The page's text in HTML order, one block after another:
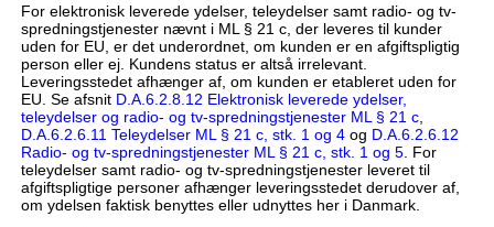
For elektronisk leverede ydelser, teleydelser samt radio- og tv-
spredningstjenester nævnt i ML § 21 c, der leveres til kunder
uden for EU, er det underordnet, om kunden er en afgiftspligtig
person eller ej. Kundens status er altså irrelevant.
Leveringsstedet afhænger af, om kunden er etableret uden for
EU. Se afsnit D.A.6.2.8.12 Elektronisk leverede ydelser,
teleydelser og radio- og tv-spredningstjenester ML § 21 c,
D.A.6.2.6.11 Teleydelser ML § 21 c, stk. 1 og 4og D.A.6.2.6.12
Radio- og tv-spredningstjenester ML § 21 c, stk. 1 og 5. For
teleydelser samt radio- og tv-spredningstjenester leveret til
afgiftspligtige personer afhænger leveringsstedet derudover af,
om ydelsen faktisk benyttes eller udnyttes her i Danmark.